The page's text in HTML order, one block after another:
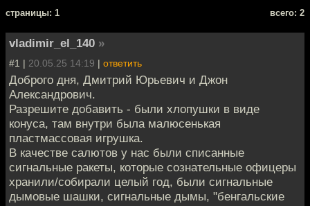
cтраницы: 1 всего: 2
vladimir_el_140 »
#1 | 20.05.25 14:19 | ответить
Доброго дня, Дмитрий Юрьевич и Джон
Александрович.
Разрешите добавить - были хлопушки в виде
конуса, там внутри была малюсенькая
пластмассовая игрушка.
В качестве салютов у нас были списанные
сигнальные ракеты, которые сознательные офицеры
хранили/собирали целый год, были сигнальные
дымовые шашки, сигнальные дымы, "бенгальские